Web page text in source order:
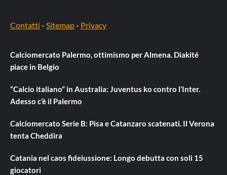
Contatti - Sitemap- Privacy
Calciomercato Palermo, ottimismo per Almena. Diakité
piace in Belgio
“Calcio italiano” in Australia: Juventus ko contro l’Inter.
Adesso c’è il Palermo
Calciomercato Serie B: Pisa e Catanzaro scatenati. Il Verona
tenta Cheddira
Catania nel caos fideiussione: Longo debutta con soli 15
giocatori